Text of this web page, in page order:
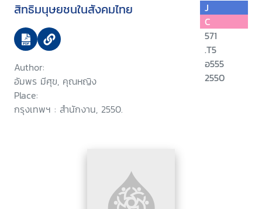
สิทธิมนุษยชนในสังคมไทย
Author:
อัมพร มีศุข, คุณหญิง
Place:
กรุงเทพฯ : สำนักงาน, 2550.
J
C
571
.T5
อ555
2550